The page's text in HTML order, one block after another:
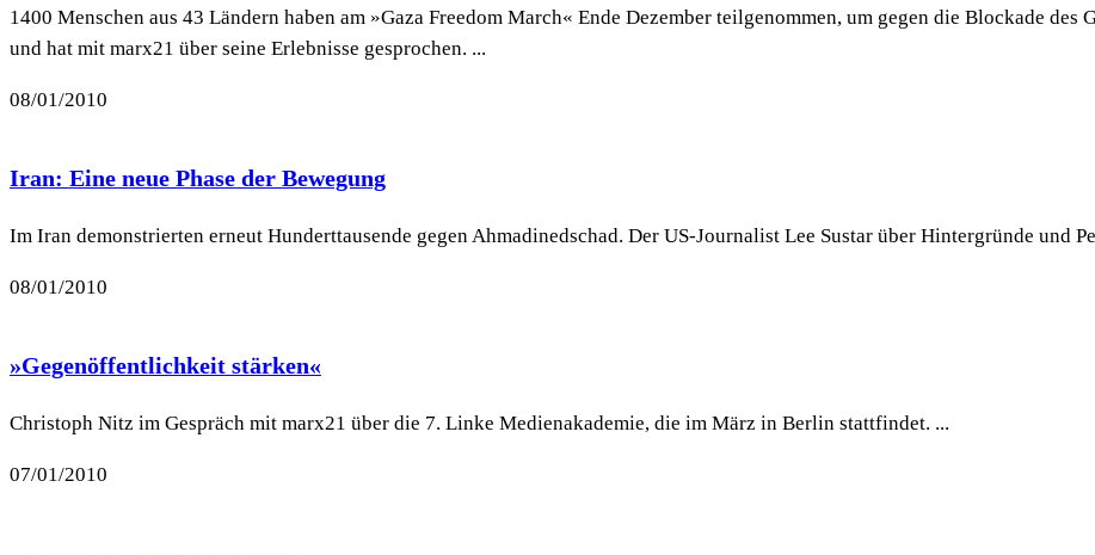
1400 Menschen aus 43 Ländern haben am »Gaza Freedom March« Ende Dezember teilgenommen, um gegen die Blockade
und hat mit marx21 über seine Erlebnisse gesprochen. ...
08/01/2010
Iran: Eine neue Phase der Bewegung
Im Iran demonstrierten erneut Hunderttausende gegen Ahmadinedschad. Der US-Journalist Lee Sustar über Hintergründe und
08/01/2010
»Gegenöffentlichkeit stärken«
Christoph Nitz im Gespräch mit marx21 über die 7. Linke Medienakademie, die im März in Berlin stattfindet. ...
07/01/2010